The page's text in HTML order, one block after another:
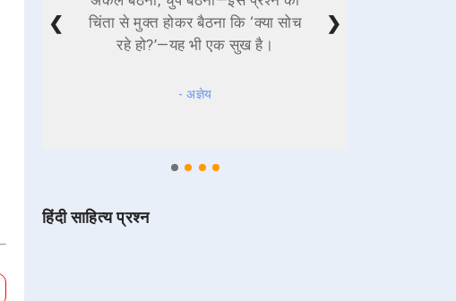
चिंता से मुक्त होकर बैठना कि ‘क्या सोच
रहे हो?’—यह भी एक सुख है।
- अज्ञेय
❮ ❯
हिंदी साहित्य प्रश्न